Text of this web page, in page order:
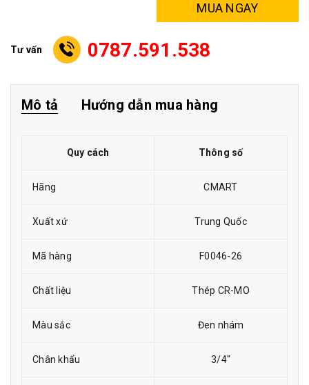
MUA NGAY
Tư vấn 0787.591.538
Mô tả Hướng dẫn mua hàng
Quy cách Thông số
Hãng CMART
Xuất xứ Trung Quốc
Mã hàng F0046-26
Chất liệu Thép CR-MO
Màu sắc Đen nhám
Chân khẩu 3/4"